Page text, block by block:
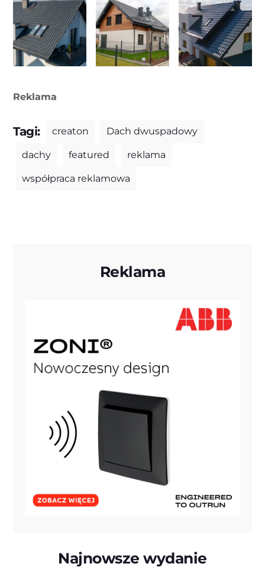
Reklama
Tagi: creaton Dach dwuspadowy
dachy featured reklama
współpraca reklamowa
Reklama
Najnowsze wydanie